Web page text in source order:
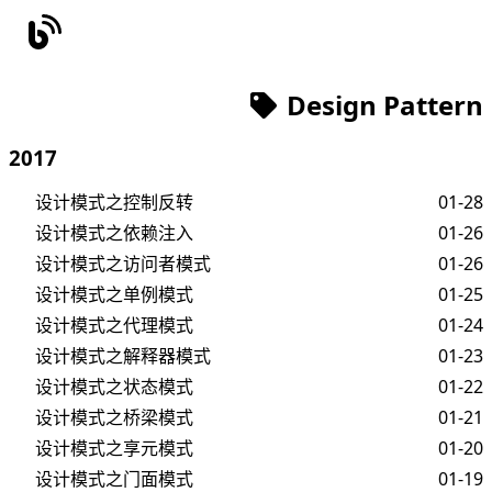
Design Pattern
2017
设计模式之控制反转
01-28
设计模式之依赖注入
01-26
设计模式之访问者模式
01-26
设计模式之单例模式
01-25
设计模式之代理模式
01-24
设计模式之解释器模式
01-23
设计模式之状态模式
01-22
设计模式之桥梁模式
01-21
设计模式之享元模式
01-20
设计模式之门面模式
01-19